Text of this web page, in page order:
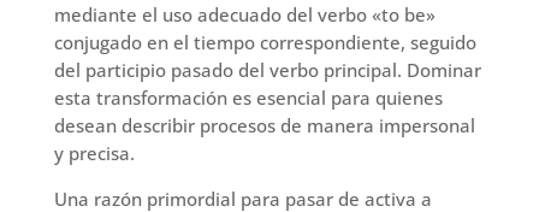
mediante el uso adecuado del verbo «to be»
conjugado en el tiempo correspondiente, seguido
del participio pasado del verbo principal. Dominar
esta transformación es esencial para quienes
desean describir procesos de manera impersonal
y precisa.
Una razón primordial para pasar de activa a